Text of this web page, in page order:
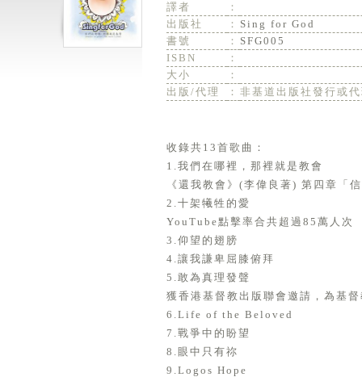
譯者
：
出版社
： Sing for God
書號
： SFG005
ISBN
：
大小
：
出版/代理
： 非基道出版社發行或
收錄共13首歌曲：
1.我們在哪裡，那裡就是教會
《還我教會》(李偉良著) 第四章「
2.十架犧牲的愛
YouTube點擊率合共超過85萬人次
3.仰望的翅膀
4.讓我謙卑屈膝俯拜
5.敢為真理發聲
獲香港基督教出版聯會邀請，為基
6.Life of the Beloved
7.戰爭中的盼望
8.眼中只有祢
9.Logos Hope